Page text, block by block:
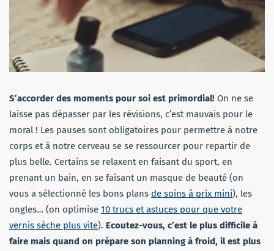
S’accorder des moments pour soi est primordial! On ne se
laisse pas dépasser par les révisions, c’est mauvais pour le
moral ! Les pauses sont obligatoires pour permettre à notre
corps et à notre cerveau se se ressourcer pour repartir de
plus belle. Certains se relaxent en faisant du sport, en
prenant un bain, en se faisant un masque de beauté (on
vous a sélectionné les bons plans de soins à prix mini), les
ongles… (on optimise 10 trucs et astuces pour que votre
vernis sèche plus vite). Ecoutez-vous, c’est le plus difficile à
faire mais quand on prépare son planning à froid, il est plus